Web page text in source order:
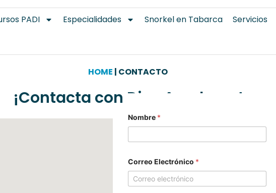
PADI Especialidades Snorkel en Tabarca Servicios
HOME | CONTACTO
¡Contacta con Dive Academy!
Nombre *
Correo Electrónico *